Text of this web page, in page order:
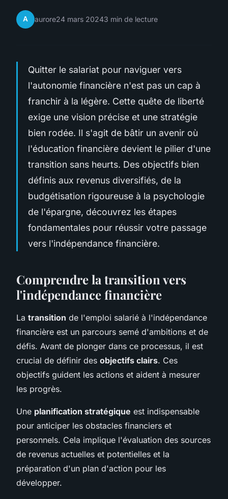
A aurore24 mars 20243 min de lecture
Quitter le salariat pour naviguer vers
l'autonomie financière n'est pas un cap à
franchir à la légère. Cette quête de liberté
exige une vision précise et une stratégie
bien rodée. Il s'agit de bâtir un avenir où
l'éducation financière devient le pilier d'une
transition sans heurts. Des objectifs bien
définis aux revenus diversifiés, de la
budgétisation rigoureuse à la psychologie
de l'épargne, découvrez les étapes
fondamentales pour réussir votre passage
vers l'indépendance financière.
Comprendre la transition vers
l'indépendance financière
La transition de l'emploi salarié à l'indépendance
financière est un parcours semé d'ambitions et de
défis. Avant de plonger dans ce processus, il est
crucial de définir des objectifs clairs. Ces
objectifs guident les actions et aident à mesurer
les progrès.
Une planification stratégique est indispensable
pour anticiper les obstacles financiers et
personnels. Cela implique l'évaluation des sources
de revenus actuelles et potentielles et la
préparation d'un plan d'action pour les
développer.